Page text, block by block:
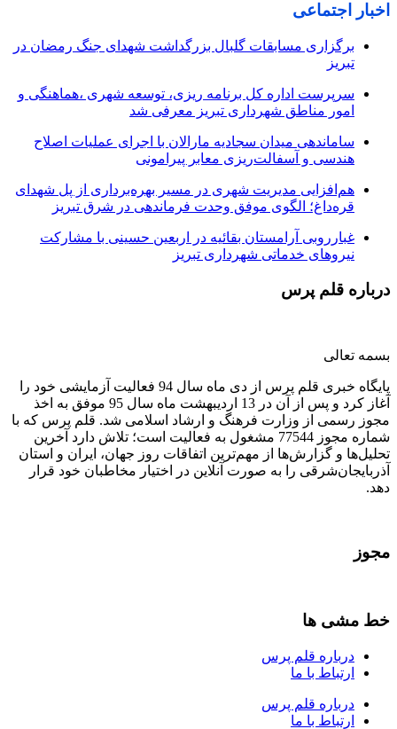
اخبار اجتماعی
برگزاری مسابقات گلبال بزرگداشت شهدای جنگ رمضان در
تبریز
سرپرست اداره کل برنامه ریزی، توسعه شهری ،هماهنگی و
امور مناطق شهرداری تبریز معرفی شد
ساماندهی میدان سجادیه مارالان با اجرای عملیات اصلاح
هندسی و آسفالت‌ریزی معابر پیرامونی
هم‌افزایی مدیریت شهری در مسیر بهره‌برداری از پل شهدای
قره‌داغ؛ الگوی موفق وحدت فرماندهی در شرق تبریز
غبارروبی آرامستان بقائیه در اربعین حسینی با مشارکت
نیروهای خدماتی شهرداری تبریز
درباره قلم پرس
بسمه تعالی
پایگاه خبری قلم پرس از دی ماه سال 94 فعالیت آزمایشی خود را
آغاز کرد و پس از آن در 13 اردیبهشت ماه سال 95 موفق به اخذ
مجوز رسمی از وزارت فرهنگ و ارشاد اسلامی شد. قلم پرس که با
شماره مجوز 77544 مشغول به فعالیت است؛ تلاش دارد آخرین
تحلیل‌ها و گزارش‌ها از مهم‌ترین اتفاقات روز جهان، ایران و استان
آذربایجان‌شرقی را به صورت آنلاین در اختیار مخاطبان خود قرار
دهد.
مجوز
خط مشی ها
درباره قلم پرس
ارتباط با ما
درباره قلم پرس
ارتباط با ما